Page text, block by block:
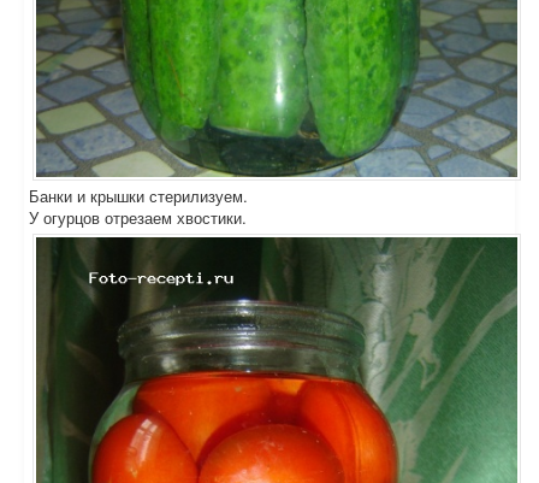
Банки и крышки стерилизуем.
У огурцов отрезаем хвостики.